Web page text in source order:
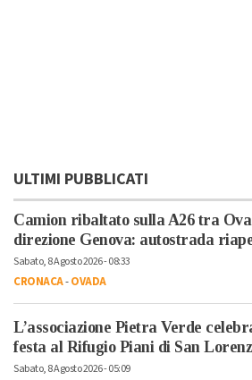
ULTIMI PUBBLICATI
Camion ribaltato sulla A26 tra
direzione Genova: autostrada
Sabato, 8 Agosto 2026 - 08:33
CRONACA-OVADA
L’associazione Pietra Verde
festa al Rifugio Piani di San
Sabato, 8 Agosto 2026 - 05:09